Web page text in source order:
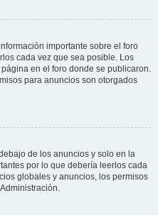
importante sobre el foro
cada vez que sea posible. Los
en el foro donde se publicaron.
para anuncios son otorgados
de los anuncios y solo en la
por lo que debería leerlos cada
globales y anuncios, los permisos